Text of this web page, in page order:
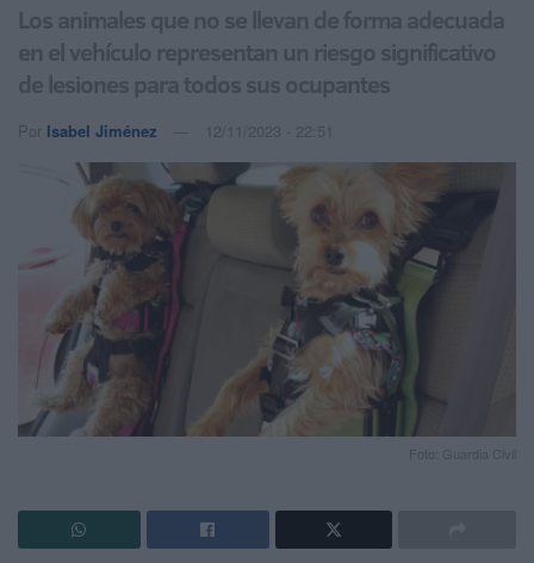
Los animales que no se llevan de forma adecuada
en el vehículo representan un riesgo significativo
de lesiones para todos sus ocupantes
Por Isabel Jiménez 12/11/2023 - 22:51
Foto: Guardia Civil